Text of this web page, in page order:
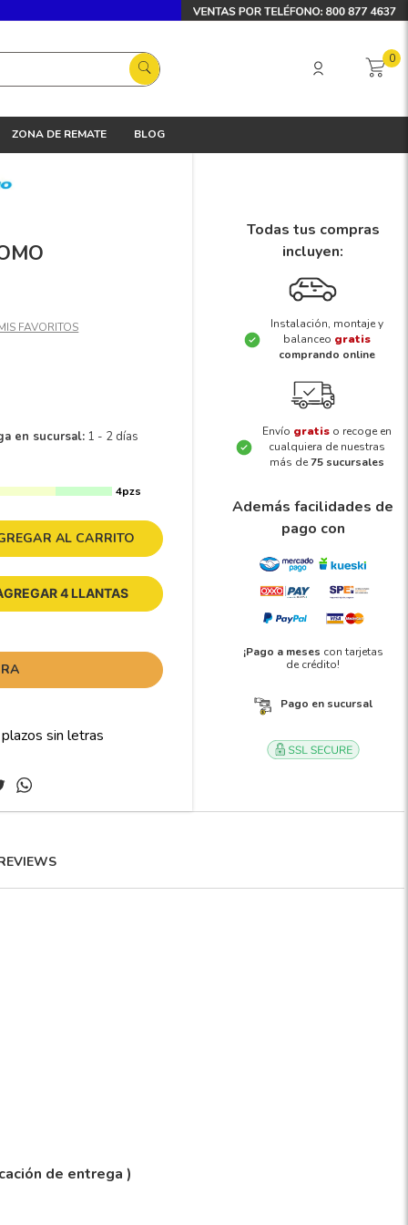
0
ZONA DE REMATE BLOG
en sucursal: 1 - 2 días
4pzs
AL CARRITO
4 LLANTAS
Todas tus compras
incluyen:
Instalación, montaje y
balanceo gratis
comprando online
Envío gratis o recoge en
cualquiera de nuestras
más de75 sucursales
Además facilidades de
pago con
¡Pago a meses con tarjetas
de crédito!
Pago en sucursal
de entrega )